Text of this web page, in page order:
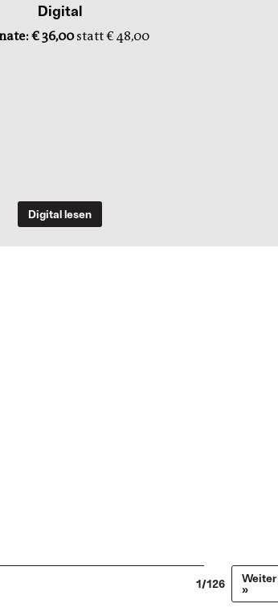
Digital
€ 36,00statt € 48,00
Digital lesen
1/126
Weiter
»